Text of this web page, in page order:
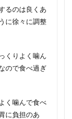
るのは良くあ
に徐々に調整
くりよく噛ん
ので食べ過ぎ
く噛んで食べ
に負担のあ